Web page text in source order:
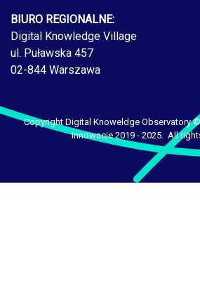
BIURO REGIONALNE:
Digital Knowledge Village
ul. Puławska 457
02-844 Warszawa
Copyright Digital Knoweldge Observatory
Innowacje 2019 - 2025. All